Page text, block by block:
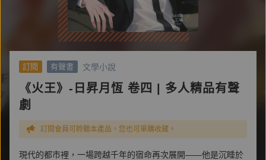
訂閱 有聲書 文學小說
《火王》-日昇月恆 卷四 | 多人精品有聲
劇
訂閱會員可聆聽本產品，您也可單購收藏。
現代的都市裡，一場跨越千年的宿命再次展開——他是沉睡於